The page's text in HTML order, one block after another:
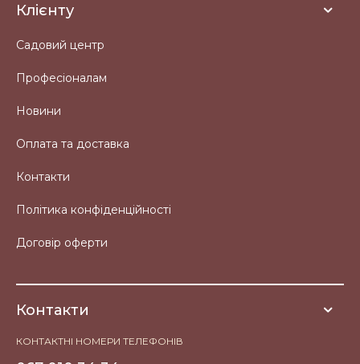
Клієнту
Садовий центр
Професіоналам
Новини
Оплата та доставка
Контакти
Політика конфіденційності
Договір оферти
Контакти
КОНТАКТНІ НОМЕРИ ТЕЛЕФОНІВ